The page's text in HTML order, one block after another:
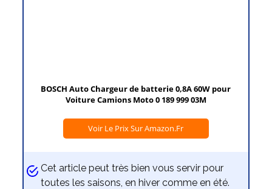
BOSCH Auto Chargeur de batterie 0,8A 60W pour
Voiture Camions Moto 0 189 999 03M
Voir Le Prix Sur Amazon.fr
Cet article peut très bien vous servir pour
toutes les saisons, en hiver comme en été.